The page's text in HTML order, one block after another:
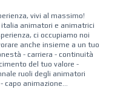
vivi al massimo!
animatori e animatrici
ci occupiamo noi
anche insieme a un tuo
- carriera - continuità
del tuo valore -
ruoli degli animatori
capo animazione...